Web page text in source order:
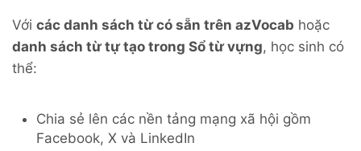
Với các danh sách từ có sẵn trên azVocab hoặc
danh sách từ tự tạo trong Sổ từ vựng, học sinh có
thể:
Chia sẻ lên các nền tảng mạng xã hội gồm
Facebook, X và LinkedIn